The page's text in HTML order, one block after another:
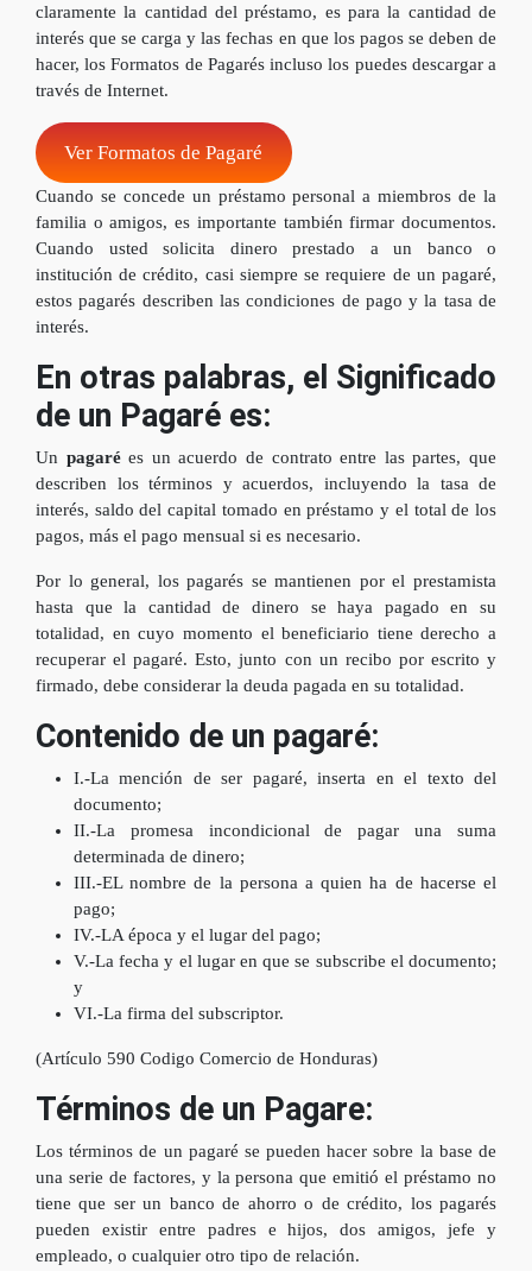
claramente la cantidad del préstamo, es para la cantidad de
interés que se carga y las fechas en que los pagos se deben de
hacer, los Formatos de Pagarés incluso los puedes descargar a
través de Internet.
Ver Formatos de Pagaré
Cuando se concede un préstamo personal a miembros de la
familia o amigos, es importante también firmar documentos.
Cuando usted solicita dinero prestado a un banco o
institución de crédito, casi siempre se requiere de un pagaré,
estos pagarés describen las condiciones de pago y la tasa de
interés.
En otras palabras, el Significado
de un Pagaré es:
Un pagarées un acuerdo de contrato entre las partes, que
describen los términos y acuerdos, incluyendo la tasa de
interés, saldo del capital tomado en préstamo y el total de los
pagos, más el pago mensual si es necesario.
Por lo general, los pagarés se mantienen por el prestamista
hasta que la cantidad de dinero se haya pagado en su
totalidad, en cuyo momento el beneficiario tiene derecho a
recuperar el pagaré. Esto, junto con un recibo por escrito y
firmado, debe considerar la deuda pagada en su totalidad.
Contenido de un pagaré:
I.-La mención de ser pagaré, inserta en el texto del
documento;
II.-La promesa incondicional de pagar una suma
determinada de dinero;
III.-EL nombre de la persona a quien ha de hacerse el
pago;
IV.-LA época y el lugar del pago;
V.-La fecha y el lugar en que se subscribe el documento;
y
VI.-La firma del subscriptor.
(Artículo 590 Codigo Comercio de Honduras)
Términos de un Pagare:
Los términos de un pagaré se pueden hacer sobre la base de
una serie de factores, y la persona que emitió el préstamo no
tiene que ser un banco de ahorro o de crédito, los pagarés
pueden existir entre padres e hijos, dos amigos, jefe y
empleado, o cualquier otro tipo de relación.